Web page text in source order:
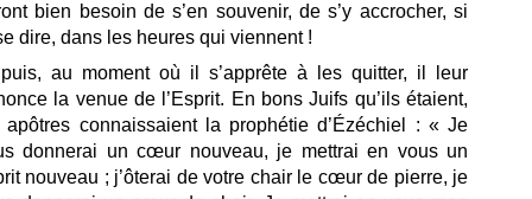
bien besoin de s’en souvenir, de s’y accrocher, si
dire, dans les heures qui viennent !
au moment où il s’apprête à les quitter, il leur
la venue de l’Esprit. En bons Juifs qu’ils étaient,
apôtres connaissaient la prophétie d’Ézéchiel : « Je
donnerai un cœur nouveau, je mettrai en vous un
nouveau ; j’ôterai de votre chair le cœur de pierre, je